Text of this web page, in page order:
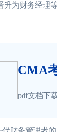
升为财务经理
CMA
pdf文档下
务管理者的